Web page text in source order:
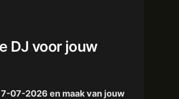
DJ voor jouw
07-2026 en maak van jouw